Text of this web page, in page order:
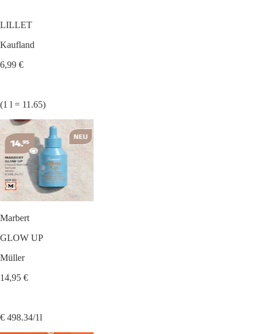
LILLET
Kaufland
6,99 €
(1 l = 11.65)
Marbert
GLOW UP
Müller
14,95 €
€ 498.34/1l